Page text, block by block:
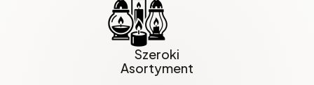
Szeroki
Asortyment